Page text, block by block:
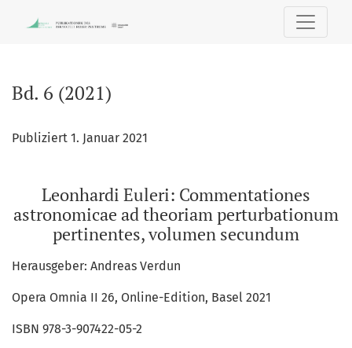
Bd. 6 (2021): Leonhardi Euleri: Commentationes
Bd. 6 (2021)
Publiziert 1. Januar 2021
Leonhardi Euleri: Commentationes
astronomicae ad theoriam perturbationum
pertinentes, volumen secundum
Herausgeber: Andreas Verdun
Opera Omnia II 26, Online-Edition, Basel 2021
ISBN 978-3-907422-05-2